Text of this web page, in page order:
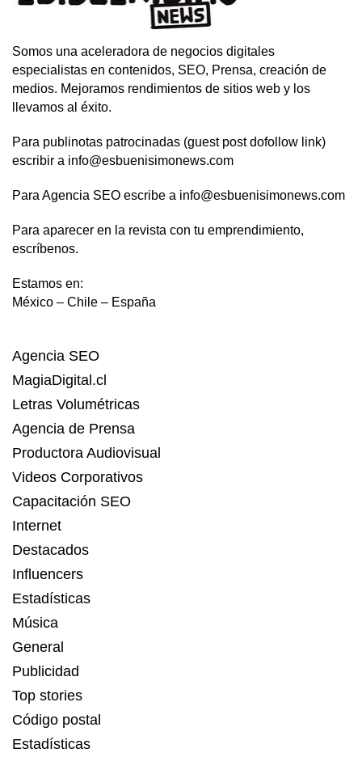
Somos una aceleradora de negocios digitales
especialistas en contenidos, SEO, Prensa, creación de
medios. Mejoramos rendimientos de sitios web y los
llevamos al éxito.
Para publinotas patrocinadas (guest post dofollow link)
escribir a info@esbuenisimonews.com
Para Agencia SEO escribe a info@esbuenisimonews.com
Para aparecer en la revista con tu emprendimiento,
escríbenos.
Estamos en:
México – Chile – España
Agencia SEO
MagiaDigital.cl
Letras Volumétricas
Agencia de Prensa
Productora Audiovisual
Videos Corporativos
Capacitación SEO
Internet
Destacados
Influencers
Estadísticas
Música
General
Publicidad
Top stories
Código postal
Estadísticas